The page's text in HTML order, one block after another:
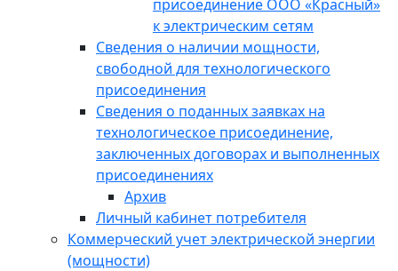
присоединение ООО «Красный»
к электрическим сетям
Сведения о наличии мощности,
свободной для технологического
присоединения
Сведения о поданных заявках на
технологическое присоединение,
заключенных договорах и выполненных
присоединениях
Архив
Личный кабинет потребителя
Коммерческий учет электрической энергии
(мощности)